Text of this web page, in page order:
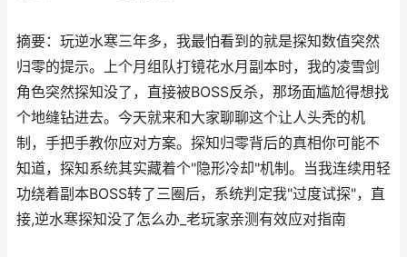
摘要：玩逆水寒三年多，我最怕看到的就是探知数值突然
归零的提示。上个月组队打镜花水月副本时，我的凌雪剑
角色突然探知没了，直接被BOSS反杀，那场面尴尬得想找
个地缝钻进去。今天就来和大家聊聊这个让人头秃的机
制，手把手教你应对方案。探知归零背后的真相你可能不
知道，探知系统其实藏着个"隐形冷却"机制。当我连续用轻
功绕着副本BOSS转了三圈后，系统判定我"过度试探"，直
接,逆水寒探知没了怎么办_老玩家亲测有效应对指南